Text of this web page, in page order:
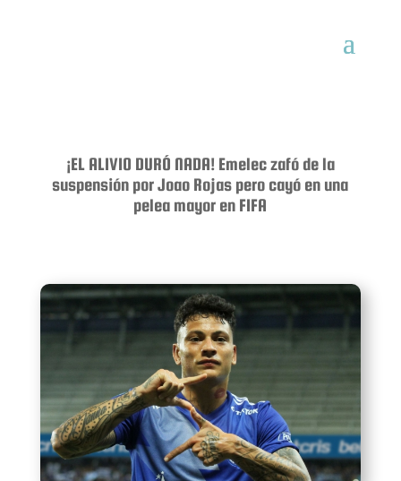
¡EL ALIVIO DURÓ NADA! Emelec zafó de la
suspensión por Joao Rojas pero cayó en una
pelea mayor en FIFA